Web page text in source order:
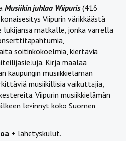
Musiikin juhlaa Wiipuris(416
Viipurin värikkäästä
lukijansa matkalle, jonka varrella
soitinkokoelmia, kiertäviä
Kirja maalaa
kaupungin musiikkielämän
musiikillisia vaikuttajia,
Viipurin musiikkielämän
levinnyt koko Suomen
+ lähetyskulut.